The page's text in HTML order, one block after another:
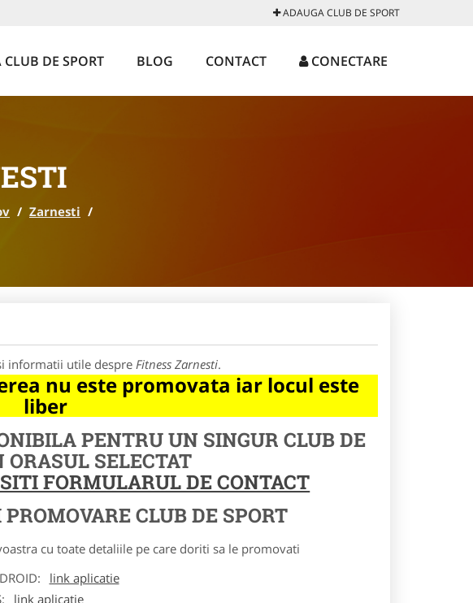
ADAUGA CLUB DE SPORT
CLUB DE SPORT BLOG CONTACT CONECTARE
/ Zarnesti /
informatii utile despreFitness Zarnesti.
nu este promovata iar locul este
liber
PENTRU UN SINGUR CLUB DE
ORASUL SELECTAT
FORMULARUL DE CONTACT
CLUB DE SPORT
cu toate detaliile pe care doriti sa le promovati
link aplicatie
link aplicatie